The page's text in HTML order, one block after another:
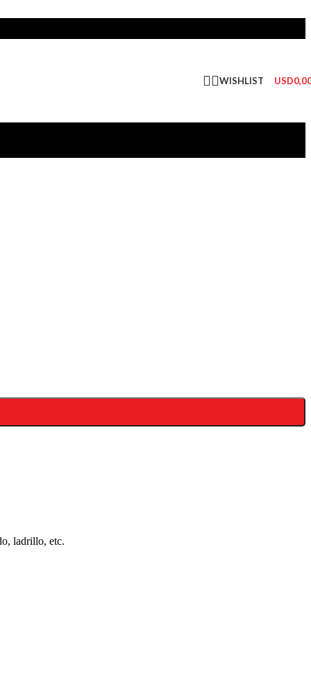
WISHLIST USD
ladrillo, etc.